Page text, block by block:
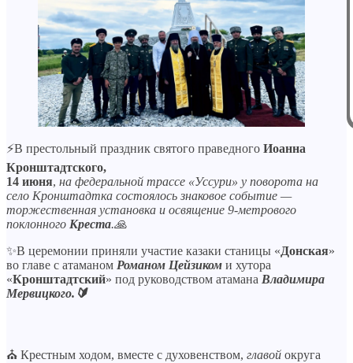
⚡️В престольный праздник святого праведного Иоанна
Кронштадтского,
14 июня, на федеральной трассе «Уссури» у поворота на
село Кронштадтка состоялось знаковое событие —
торжественная установка и освящение 9-метрового
поклонного Креста.🙏
✨В церемонии приняли участие казаки станицы «Донская»
во главе с атаманом Романом Цейзиком и хутора
«Кронштадтский» под руководством атамана Владимира
Мервицкого.🔰
⛪ Крестным ходом, вместе с духовенством, главой округа